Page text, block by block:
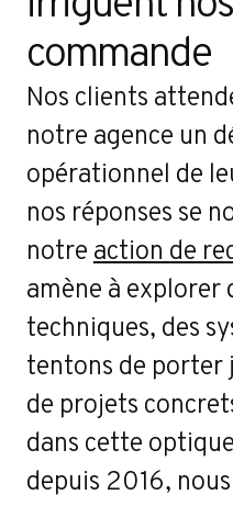
commande
Nos clients
notre agence un
opérationnel de
nos réponses se
notre action de
amène à explorer
techniques, des
tentons de porter
de projets
dans cette
depuis 2016,